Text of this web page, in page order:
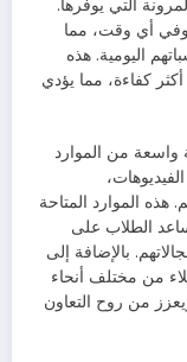
التي يوفرها.
وفي أي وقت، مما
اليومية. هذه
كفاءة، مما يؤدي
واسعة من الموارد
هذه الموارد المتاحة
الطلاب على
بالإضافة إلى
من مختلف أنحاء
من روح التعاون